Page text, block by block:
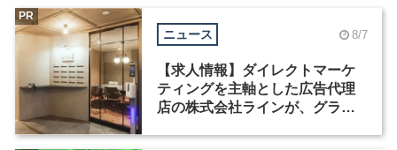
ニュース 8/7
【求人情報】ダイレクトマーケ
ティングを主軸とした広告代理
店の株式会社ラインが、グラフ
PR